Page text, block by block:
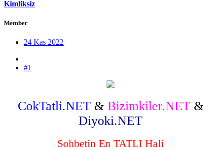
Kimliksiz
Member
24 Kas 2022
#1
CokTatli.NET &Bizimkiler.NET&
Diyoki.NET
Sohbetin En TATLI Hali